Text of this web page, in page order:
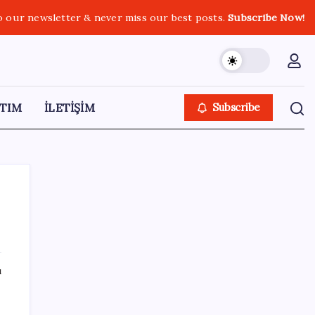
our newsletter & never miss our best posts.Subscribe Now!
İLETİŞİM Subscribe